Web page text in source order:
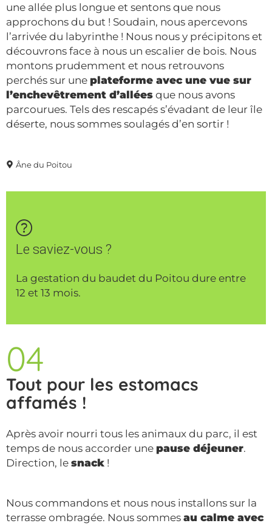
Âne du Poitou
une allée plus longue et sentons que nous
approchons du but ! Soudain, nous apercevons
l’arrivée du labyrinthe ! Nous nous y précipitons et
découvrons face à nous un escalier de bois. Nous
montons prudemment et nous retrouvons
perchés sur une plateforme avec une vue sur
l’enchevêtrement d’allées que nous avons
parcourues. Tels des rescapés s’évadant de leur île
déserte, nous sommes soulagés d’en sortir !
Le saviez-vous ?
La gestation du baudet du Poitou dure entre
12 et 13 mois.
04
Tout pour les estomacs
affamés !
Après avoir nourri tous les animaux du parc, il est
temps de nous accorder une pause déjeuner.
Direction, le snack !
Nous commandons et nous nous installons sur la
terrasse ombragée. Nous sommes au calme avec